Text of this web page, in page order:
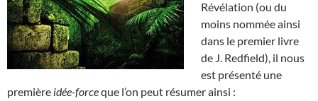
Révélation (ou du
moins nommée ainsi
dans le premier livre
de J. Redfield), il nous
est présenté une
première idée-forceque l’on peut résumer ainsi :